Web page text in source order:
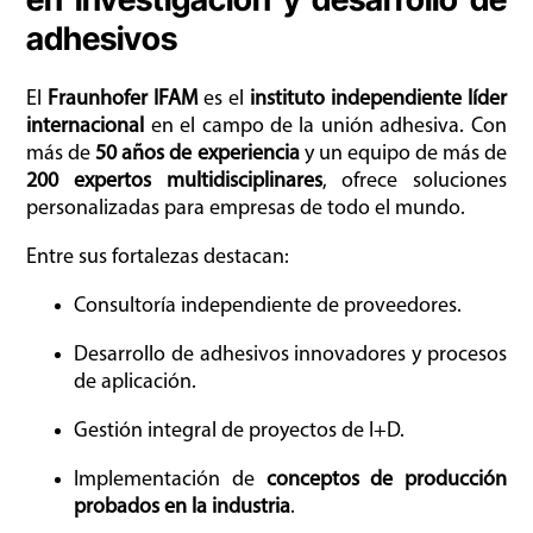
adhesivos
El Fraunhofer IFAMes el instituto independiente líder
internacional en el campo de la unión adhesiva. Con
más de50 años de experienciay un equipo de más de
200 expertos multidisciplinares, ofrece soluciones
personalizadas para empresas de todo el mundo.
Entre sus fortalezas destacan:
Consultoría independiente de proveedores.
Desarrollo de adhesivos innovadores y procesos
de aplicación.
Gestión integral de proyectos de I+D.
Implementación de conceptos de producción
probados en la industria.